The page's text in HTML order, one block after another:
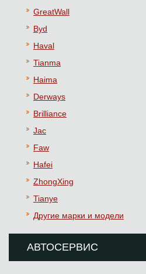
GreatWall
Byd
Haval
Tianma
Haima
Derways
Brilliance
Jac
Faw
Hafei
ZhongXing
Tianye
Другие марки и модели
АВТОСЕРВИС